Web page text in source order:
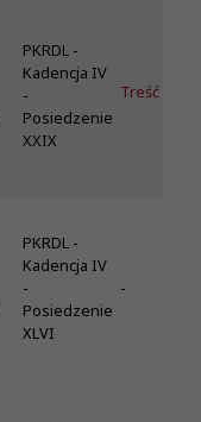
PKRDL -
Kadencja IV
-
Posiedzenie
XXIX
Treść
PKRDL -
Kadencja IV
-
Posiedzenie
XLVI
-